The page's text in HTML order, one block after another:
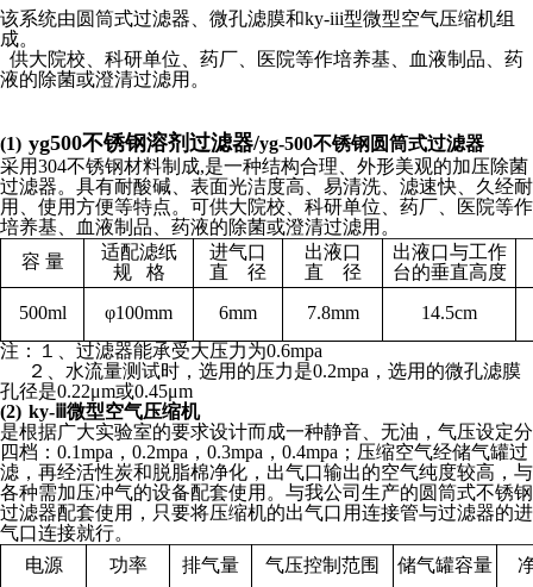
该系统由圆筒式过滤器、微孔滤膜和ky-iii型微型空气压缩机组
成。
供大院校、科研单位、药厂、医院等作培养基、血液制品、药
液的除菌或澄清过滤用。
(1) yg500不锈钢溶剂过滤器/yg-500不锈钢圆筒式过滤器
采用304不锈钢材料制成,是一种结构合理、外形美观的加压除菌
过滤器。具有耐酸碱、表面光洁度高、易清洗、滤速快、久经耐
用、使用方便等特点。可供大院校、科研单位、药厂、医院等作
培养基、血液制品、药液的除菌或澄清过滤用。
容 量
适配滤纸
规
格
进气口
直 径
出液口
直 径
出液口与工作
台的垂直高度
500ml
φ100mm 6mm 7.8mm
14.5cm
注：１、过滤器能承受大压力为0.6mpa
２、水流量测试时，选用的压力是0.2mpa ，选用的微孔滤膜
孔径是0.22μm或0.45μm
(2) ky-ⅲ微型空气压缩机
是根据广大实验室的要求设计而成一种静音、无油，气压设定分
四档： 0.1mpa ， 0.2mpa ， 0.3mpa ， 0.4mpa ；压缩空气经储气罐过
滤，再经活性炭和脱脂棉净化，出气口输出的空气纯度较高，与
各种需加压冲气的设备配套使用。与我公司生产的圆筒式不锈钢
过滤器配套使用，只要将压缩机的出气口用连接管与过滤器的进
气口连接就行。
电源
功率 排气量 气压控制范围 储气罐容量